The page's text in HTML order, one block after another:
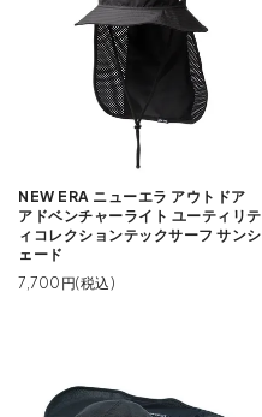
NEW ERA ニューエラ アウトドア
アドベンチャーライト ユーティリテ
ィコレクションテックサーフ サンシ
ェード
7,700円(税込)